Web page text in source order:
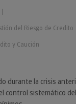
del Riesgo de Credito
y Caución
durante la crisis
control sistemático